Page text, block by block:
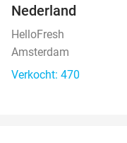
Nederland
HelloFresh
Amsterdam
Verkocht: 470